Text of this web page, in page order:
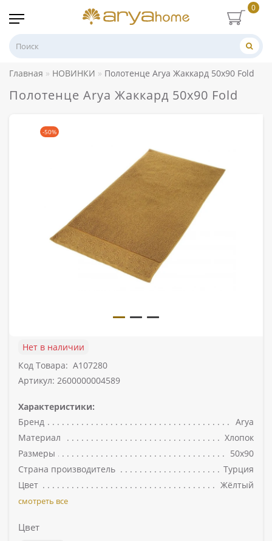
0
Главная НОВИНКИ Полотенце Arya Жаккард 50x90 Fold
Полотенце Arya Жаккард 50x90 Fold
-50%
Нет в наличии
Код Товара: A107280
Артикул: 2600000004589
Характеристики:
Бренд
Arya
Материал
Хлопок
Размеры
50х90
Страна производитель
Турция
Цвет
Жёлтый
смотреть все
Цвет